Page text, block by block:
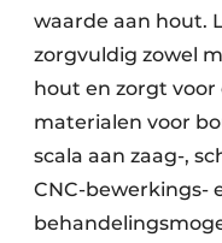
waarde aan hout.
zorgvuldig zowel
hout en zorgt
materialen voor
scala aan zaag-,
CNC-bewerkings-